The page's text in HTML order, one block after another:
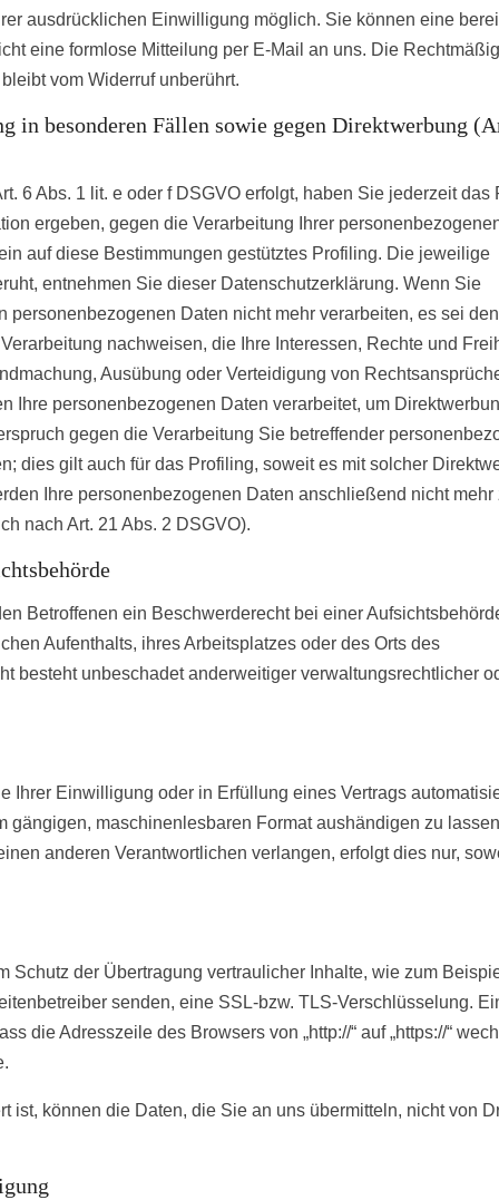
ausdrücklichen Einwilligung möglich. Sie können eine
eine formlose Mitteilung per E-Mail an uns. Die
vom Widerruf unberührt.
in besonderen Fällen sowie gegen Direktwerbung
6 Abs. 1 lit. e oder f DSGVO erfolgt, haben Sie jederzeit das
ergeben, gegen die Verarbeitung Ihrer
auf diese Bestimmungen gestütztes Profiling. Die jeweilige
entnehmen Sie dieser Datenschutzerklärung. Wenn Sie
personenbezogenen Daten nicht mehr verarbeiten, es sei
nachweisen, die Ihre Interessen, Rechte und
Ausübung oder Verteidigung von
Ihre personenbezogenen Daten verarbeitet, um
gegen die Verarbeitung Sie betreffender
dies gilt auch für das Profiling, soweit es mit solcher
Ihre personenbezogenen Daten anschließend nicht mehr
nach Art. 21 Abs. 2 DSGVO).
Betroffenen ein Beschwerderecht bei einer
Aufenthalts, ihres Arbeitsplatzes oder des Orts des
besteht unbeschadet anderweitiger verwaltungsrechtlicher
Ihrer Einwilligung oder in Erfüllung eines Vertrags
gängigen, maschinenlesbaren Format aushändigen zu
anderen Verantwortlichen verlangen, erfolgt dies nur,
Schutz der Übertragung vertraulicher Inhalte, wie zum
senden, eine SSL-bzw. TLS-Verschlüsselung.
die Adresszeile des Browsers von „http://“ auf „https://“
ist, können die Daten, die Sie an uns übermitteln, nicht von